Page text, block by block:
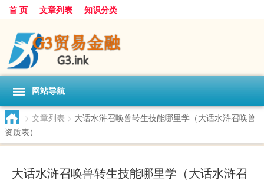
首 页 文章列表 知识分类
网站导航
> 文章列表 > 大话水浒召唤兽转生技能哪里学（大话水浒召唤兽
资质表）
大话水浒召唤兽转生技能哪里学（大话水浒召